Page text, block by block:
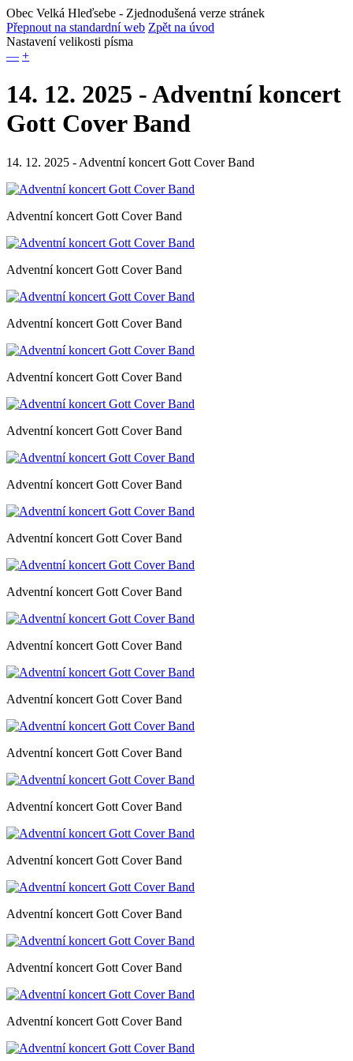
Obec Velká Hleďsebe - Zjednodušená verze stránek
Přepnout na standardní web Zpět na úvod
Nastavení velikosti písma
— +
14. 12. 2025 - Adventní koncert
Gott Cover Band
14. 12. 2025 - Adventní koncert Gott Cover Band
Adventní koncert Gott Cover Band
Adventní koncert Gott Cover Band
Adventní koncert Gott Cover Band
Adventní koncert Gott Cover Band
Adventní koncert Gott Cover Band
Adventní koncert Gott Cover Band
Adventní koncert Gott Cover Band
Adventní koncert Gott Cover Band
Adventní koncert Gott Cover Band
Adventní koncert Gott Cover Band
Adventní koncert Gott Cover Band
Adventní koncert Gott Cover Band
Adventní koncert Gott Cover Band
Adventní koncert Gott Cover Band
Adventní koncert Gott Cover Band
Adventní koncert Gott Cover Band